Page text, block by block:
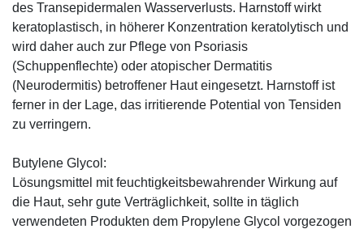
des Transepidermalen Wasserverlusts. Harnstoff wirkt
keratoplastisch, in höherer Konzentration keratolytisch und
wird daher auch zur Pflege von Psoriasis
(Schuppenflechte) oder atopischer Dermatitis
(Neurodermitis) betroffener Haut eingesetzt. Harnstoff ist
ferner in der Lage, das irritierende Potential von Tensiden
zu verringern.
Butylene Glycol:
Lösungsmittel mit feuchtigkeitsbewahrender Wirkung auf
die Haut, sehr gute Verträglichkeit, sollte in täglich
verwendeten Produkten dem Propylene Glycol vorgezogen